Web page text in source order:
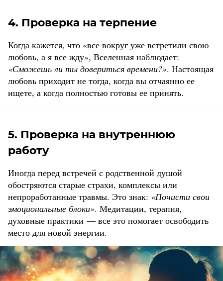
4. Проверка на терпение
Когда кажется, что «все вокруг уже встретили свою
любовь, а я все жду», Вселенная наблюдает:
«Сможешь ли ты довериться времени?». Настоящая
любовь приходит не тогда, когда вы отчаянно ее
ищете, а когда полностью готовы ее принять.
5. Проверка на внутреннюю
работу
Иногда перед встречей с родственной душой
обостряются старые страхи, комплексы или
непроработанные травмы. Это знак: «Почисти свои
эмоциональные блоки». Медитации, терапия,
духовные практики — все это помогает освободить
место для новой энергии.